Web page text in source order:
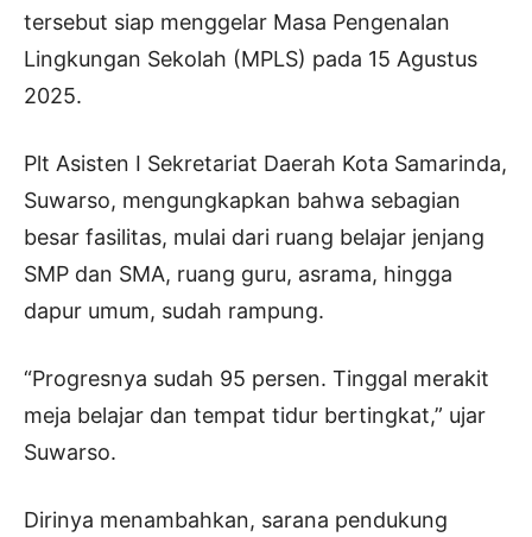
tersebut siap menggelar Masa Pengenalan
Lingkungan Sekolah (MPLS) pada 15 Agustus
2025.
Plt Asisten I Sekretariat Daerah Kota Samarinda,
Suwarso, mengungkapkan bahwa sebagian
besar fasilitas, mulai dari ruang belajar jenjang
SMP dan SMA, ruang guru, asrama, hingga
dapur umum, sudah rampung.
“Progresnya sudah 95 persen. Tinggal merakit
meja belajar dan tempat tidur bertingkat,” ujar
Suwarso.
Dirinya menambahkan, sarana pendukung